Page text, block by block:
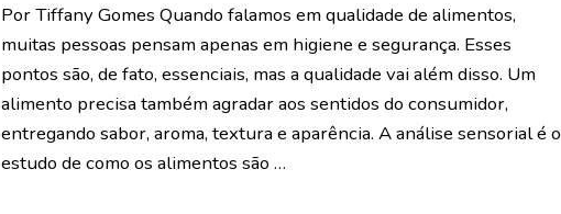
Por Tiffany Gomes Quando falamos em qualidade de alimentos,
muitas pessoas pensam apenas em higiene e segurança. Esses
pontos são, de fato, essenciais, mas a qualidade vai além disso. Um
alimento precisa também agradar aos sentidos do consumidor,
entregando sabor, aroma, textura e aparência. A análise sensorial é o
estudo de como os alimentos são …